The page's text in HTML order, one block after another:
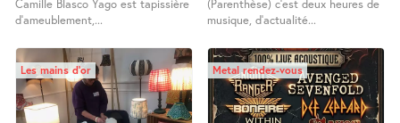
Camille Blasco Yago est tapissière
d’ameublement,...
(Parenthèse) c’est deux heures de
musique, d’actualité...
Les mains d’or Metal rendez-vous